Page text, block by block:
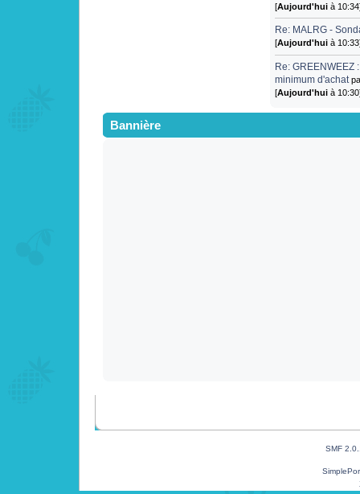
[Aujourd'hui à
Re: MALRG -
[Aujourd'hui à
Re: GREENWEEZ
minimum d'achat
[Aujourd'hui à
Bannière
SMF